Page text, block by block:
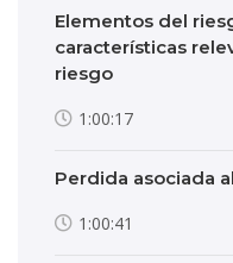
Elementos del
características
riesgo
1:00:17
Perdida asociada
1:00:41